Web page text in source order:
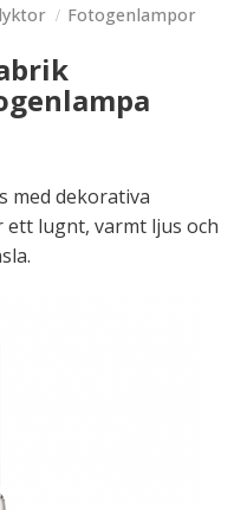
Fotogenlampor
med dekorativa
ett lugnt, varmt ljus och